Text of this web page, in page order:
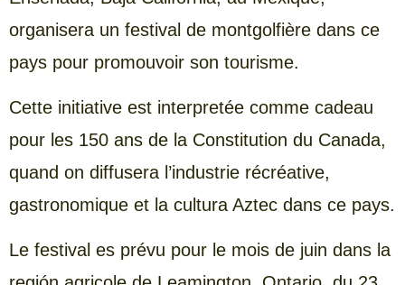
organisera un festival de montgolfière dans ce
pays pour promouvoir son tourisme.
Cette initiative est interpretée comme cadeau
pour les 150 ans de la Constitution du Canada,
quand on diffusera l’industrie récréative,
gastronomique et la cultura Aztec dans ce pays.
Le festival es prévu pour le mois de juin dans la